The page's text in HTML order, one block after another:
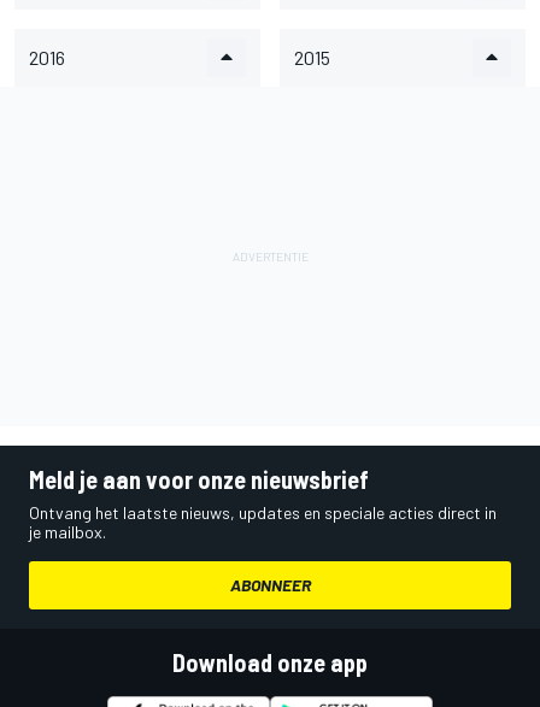
2016 2015
Meld je aan voor onze nieuwsbrief
Ontvang het laatste nieuws, updates en speciale acties direct in
je mailbox.
ABONNEER
Download onze app